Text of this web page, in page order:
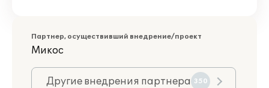
Партнер, осуществивший внедрение/проект
Микос
Другие внедрения партнера 350